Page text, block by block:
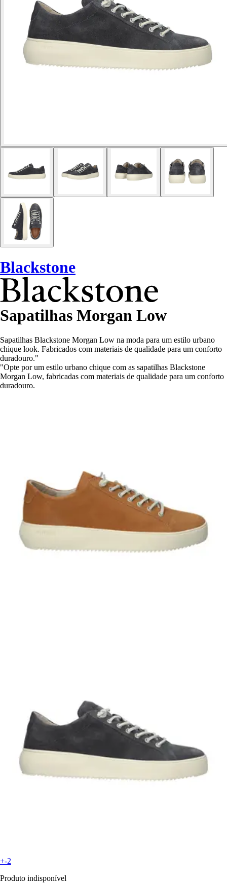
Blackstone
Sapatilhas Morgan Low
Sapatilhas Blackstone Morgan Low na moda para um estilo urbano
chique look. Fabricados com materiais de qualidade para um conforto
duradouro."
"Opte por um estilo urbano chique com as sapatilhas Blackstone
Morgan Low, fabricadas com materiais de qualidade para um conforto
duradouro.
+-2
Produto indisponível